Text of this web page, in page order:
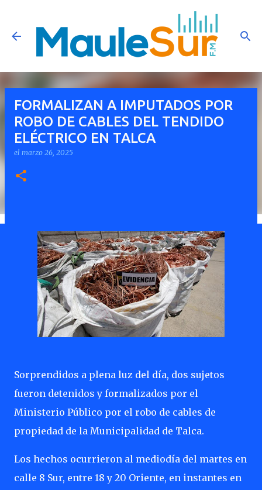
Ir al contenido principal
FORMALIZAN A IMPUTADOS POR
ROBO DE CABLES DEL TENDIDO
ELÉCTRICO EN TALCA
el marzo 26, 2025
Sorprendidos a plena luz del día, dos sujetos
fueron detenidos y formalizados por el
Ministerio Público por el robo de cables de
propiedad de la Municipalidad de Talca.
Los hechos ocurrieron al mediodía del martes en
calle 8 Sur, entre 18 y 20 Oriente, en instantes en